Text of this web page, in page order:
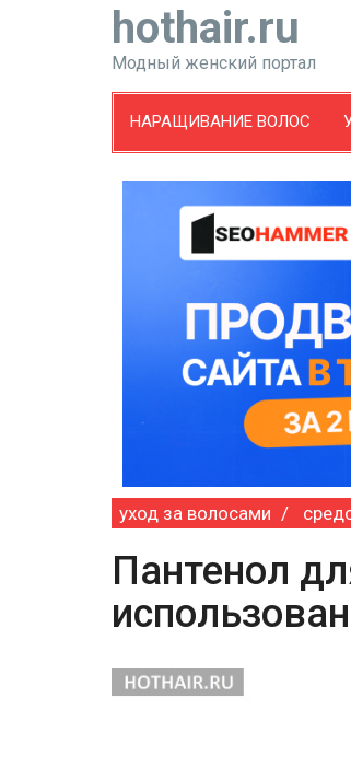
hothair.ru
Модный женский портал
НАРАЩИВАНИЕ ВОЛОС
уход за волосами
Пантенол